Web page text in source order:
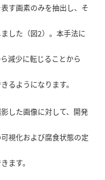
す画素のみを抽出し、そ
した（図2）。本手法に
減少に転じることから
るようになります。
した画像に対して、開発
視化および腐食状態の定
ます。